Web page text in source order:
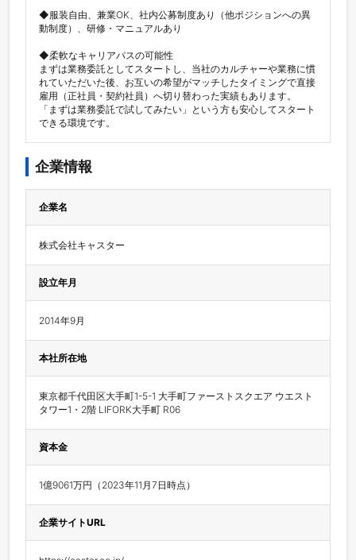
◆服装自由、兼業OK、社内公募制度あり（他ポジションへの異
動制度）、研修・マニュアルあり
◆柔軟なキャリアパスの可能性
まずは業務委託としてスタートし、当社のカルチャーや業務に慣
れていただいた後、お互いの希望がマッチしたタイミングで直接
雇用（正社員・契約社員）へ切り替わった実績もあります。
「まずは業務委託で試してみたい」という方も安心してスタート
できる環境です。
企業情報
企業名
株式会社キャスター
設立年月
2014年9月
本社所在地
東京都千代田区大手町1-5-1 大手町ファーストスクエア ウエスト
タワー1・2階 LIFORK大手町 R06
資本金
1億9061万円（2023年11月7日時点）
企業サイトURL